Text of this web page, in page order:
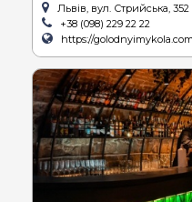
Львів, вул. Стрийська, 352
+38 (098) 229 22 22
https://